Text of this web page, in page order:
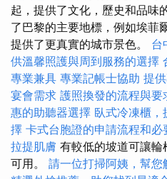
起，提供了文化，歷史和品味
了巴黎的主要地標，例如埃菲
提供了更真實的城市景色。 台
供溫馨照護與周到服務的選擇
專業兼具 專業記帳士協助 提
宴會需求 護照換發的流程與要
惠的助聽器選擇 臥式冷凍櫃，
擇 卡式台胞證的申請流程和必
拉提肌膚 有較低的坡道可讓
可用。 請一位打掃阿姨，幫您